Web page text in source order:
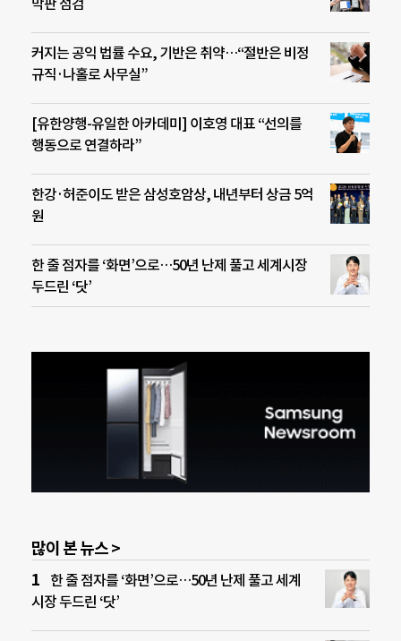
커지는 공익 법률 수요, 기반은 취약…“절반은 비정
규직·나홀로 사무실”
[유한양행-유일한 아카데미] 이호영 대표 “선의를
행동으로 연결하라”
한강·허준이도 받은 삼성호암상, 내년부터 상금 5억
원
한 줄 점자를 ‘화면’으로…50년 난제 풀고 세계시장
두드린 ‘닷’
많이 본 뉴스 >
한 줄 점자를 ‘화면’으로…50년 난제 풀고 세계
시장 두드린 ‘닷’